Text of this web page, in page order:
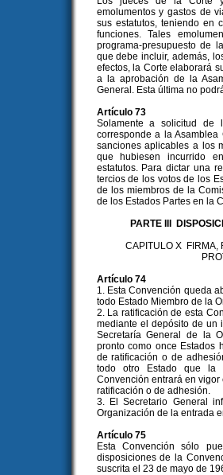
emolumentos y gastos de
sus estatutos, teniendo en
funciones. Tales
programa-presupuesto de
que debe incluir, además,
efectos, la Corte elaborará
a la aprobación de la
General. Esta última no
Artículo 73
Solamente a solicitud
corresponde a la
sanciones aplicables a los
que hubiesen incurrido
estatutos. Para dictar una
tercios de los votos de los
de los miembros de la
de los Estados Partes en la
PARTE III
CAPITULO X FIRMA,
Artículo 74
1. Esta Convención queda
todo Estado Miembro de la
2. La ratificación de esta
mediante el depósito de un
Secretaría General de la
pronto como once Estados
de ratificación o de
todo otro Estado que la
Convención entrará en
ratificación o de adhesión.
3. El Secretario General
Organización de la entrada
Artículo 75
Esta Convención sólo
disposiciones de la
suscrita el 23 de mayo de